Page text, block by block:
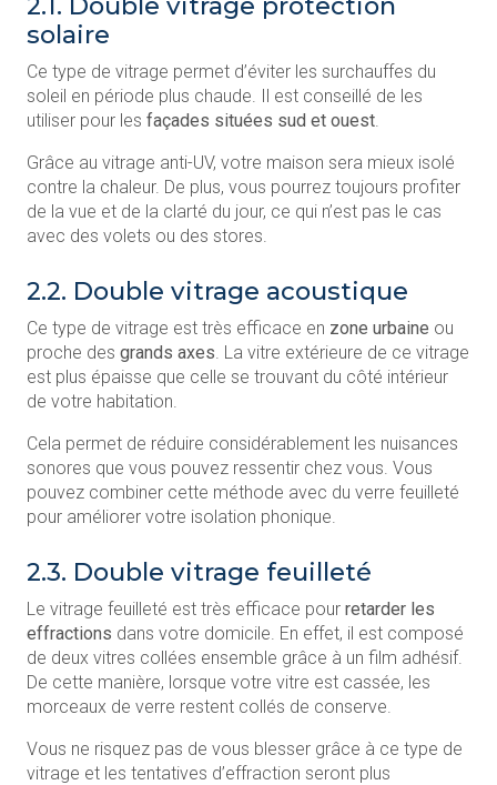
solaire
Ce type de vitrage permet d’éviter les surchauffes du
soleil en période plus chaude. Il est conseillé de les
utiliser pour les façades situées sud et ouest
Grâce au vitrage anti-UV, votre maison sera mieux isolé
contre la chaleur. De plus, vous pourrez toujours profiter
de la vue et de la clarté du jour, ce qui n’est pas le cas
avec des volets ou des stores.
2.2. Double vitrage acoustique
Ce type de vitrage est très efficace en zone urbaine ou
proche des grands axes . La vitre extérieure de ce vitrage
est plus épaisse que celle se trouvant du côté intérieur
de votre habitation.
Cela permet de réduire considérablement les nuisances
sonores que vous pouvez ressentir chez vous. Vous
pouvez combiner cette méthode avec du verre feuilleté
pour améliorer votre isolation phonique.
2.3. Double vitrage feuilleté
Le vitrage feuilleté est très efficace pour retarder les
effractions dans votre domicile. En effet, il est composé
de deux vitres collées ensemble grâce à un film adhésif.
De cette manière, lorsque votre vitre est cassée, les
morceaux de verre restent collés de conserve.
Vous ne risquez pas de vous blesser grâce à ce type de
vitrage et les tentatives d’effraction seront plus